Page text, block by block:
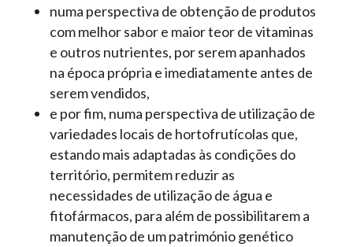
numa perspectiva de obtenção de produtos
com melhor sabor e maior teor de vitaminas
e outros nutrientes, por serem apanhados
na época própria e imediatamente antes de
serem vendidos,
e por fim, numa perspectiva de utilização de
variedades locais de hortofrutícolas que,
estando mais adaptadas às condições do
território, permitem reduzir as
necessidades de utilização de água e
fitofármacos, para além de possibilitarem a
manutenção de um património genético